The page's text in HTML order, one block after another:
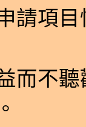
請項
而不